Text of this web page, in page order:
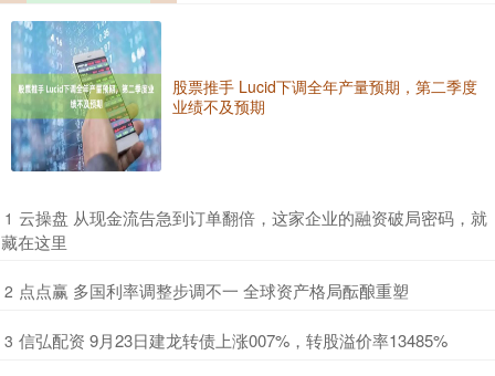
股票推手 Lucid下调全年产量预期，第二季度
业绩不及预期
1 ​云操盘 从现金流告急到订单翻倍，这家企业的融资破局密码，就
藏在这里
2 ​点点赢 多国利率调整步调不一 全球资产格局酝酿重塑
3 ​信弘配资 9月23日建龙转债上涨007%，转股溢价率13485%